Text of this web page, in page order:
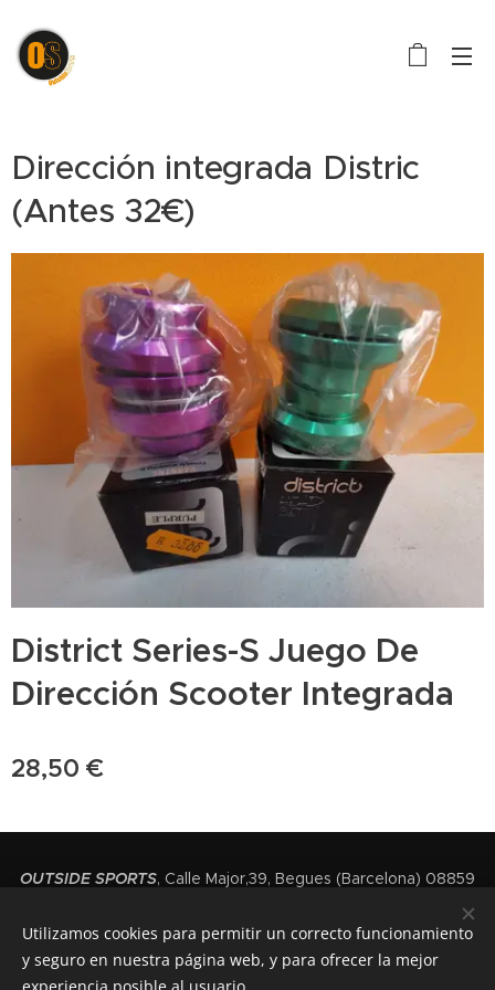
Dirección integrada Distric
(Antes 32€)
District Series-S Juego De
Dirección Scooter Integrada
28,50 €
OUTSIDE SPORTS, Calle Major,39, Begues (Barcelona) 08859
Cookies
Utilizamos cookies para permitir un correcto funcionamiento
y seguro en nuestra página web, y para ofrecer la mejor